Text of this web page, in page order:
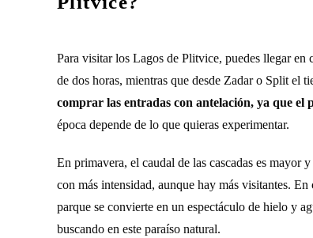
Para visitar los Lagos de Plitvice, puedes llegar
de dos horas, mientras que desde Zadar o Split el
comprar las entradas con antelación, ya que el
época depende de lo que quieras experimentar.
En primavera, el caudal de las cascadas es mayor
con más intensidad, aunque hay más visitantes.
parque se convierte en un espectáculo de hielo y
buscando en este paraíso natural.